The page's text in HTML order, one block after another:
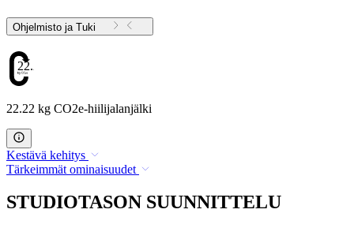
Ohjelmisto ja Tuki
22.22
22.22 kg CO2e-hiilijalanjälki
Kestävä kehitys
Tärkeimmät ominaisuudet
STUDIOTASON SUUNNITTELU